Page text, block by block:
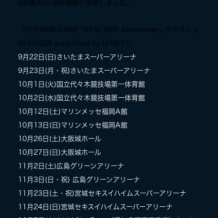
LIVE
SPECIAL SITE
MASA BLOG
5会場30公演の開催が決定しました。
「DREAMS COME TRUE 35th Anniversary ウラワン 2
024/2025 supported by U-NEXT」
9月22日(日)さいたまスーパーアリーナ
9月23日(月・祝)さいたまスーパーアリーナ
10月1日(火)国立代々木競技場第一体育館
10月2日(水)国立代々木競技場第一体育館
10月12日(土)マリンメッセ福岡A館
10月13日(日)マリンメッセ福岡A館
10月26日(土)大阪城ホール
10月27日(日)大阪城ホール
11月2日(土)広島グリーンアリーナ
11月3日(日・祝) 広島グリーンアリーナ
11月23日(土・祝)宮城セキスイハイムスーパーアリーナ
11月24日(日)宮城セキスイハイムスーパーアリーナ